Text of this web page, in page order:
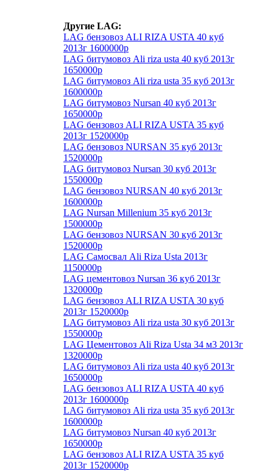
Другие LAG:
LAG бензовоз ALI RIZA USTA 40 куб
2013г 1600000р
LAG битумовоз Ali riza usta 40 куб 2013г
1650000р
LAG битумовоз Ali riza usta 35 куб 2013г
1600000р
LAG битумовоз Nursan 40 куб 2013г
1650000р
LAG бензовоз ALI RIZA USTA 35 куб
2013г 1520000р
LAG бензовоз NURSAN 35 куб 2013г
1520000р
LAG битумовоз Nursan 30 куб 2013г
1550000р
LAG бензовоз NURSAN 40 куб 2013г
1600000р
LAG Nursan Millenium 35 куб 2013г
1500000р
LAG бензовоз NURSAN 30 куб 2013г
1520000р
LAG Самосвал Ali Riza Usta 2013г
1150000р
LAG цементовоз Nursan 36 куб 2013г
1320000р
LAG бензовоз ALI RIZA USTA 30 куб
2013г 1520000р
LAG битумовоз Ali riza usta 30 куб 2013г
1550000р
LAG Цементовоз Ali Riza Usta 34 м3 2013г
1320000р
LAG битумовоз Ali riza usta 40 куб 2013г
1650000р
LAG бензовоз ALI RIZA USTA 40 куб
2013г 1600000р
LAG битумовоз Ali riza usta 35 куб 2013г
1600000р
LAG битумовоз Nursan 40 куб 2013г
1650000р
LAG бензовоз ALI RIZA USTA 35 куб
2013г 1520000р